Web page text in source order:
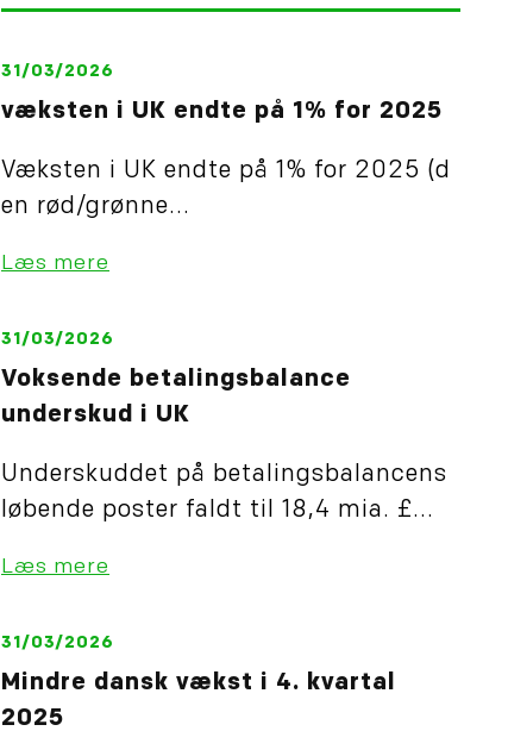
31/03/2026
væksten i UK endte på 1% for 2025
Væksten i UK endte på 1% for 2025 (d
en rød/grønne...
Læs mere
31/03/2026
Voksende betalingsbalance
underskud i UK
Underskuddet på betalingsbalancens
løbende poster faldt til 18,4 mia. £...
Læs mere
31/03/2026
Mindre dansk vækst i 4. kvartal
2025